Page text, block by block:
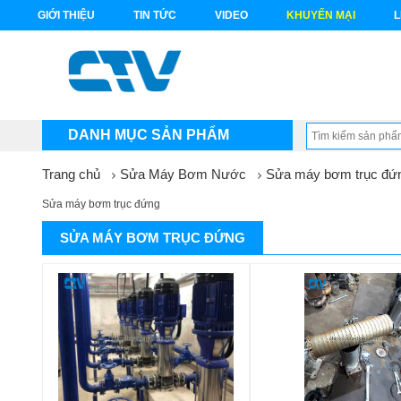
GIỚI THIỆU TIN TỨC VIDEO KHUYẾN MẠI
DANH MỤC SẢN PHẨM
Trang chủ Sửa Máy Bơm Nước Sửa máy bơm trục
Sửa máy bơm trục đứng
SỬA MÁY BƠM TRỤC ĐỨNG